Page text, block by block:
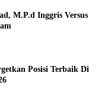
M.P.d Inggris Versus
Posisi Terbaik Di